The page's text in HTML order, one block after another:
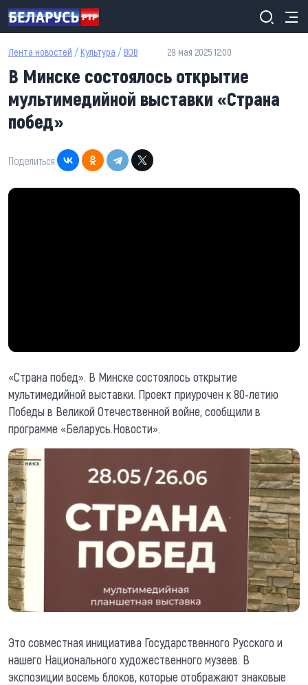
Перейти к основному содержанию
Лента новостей / Культура / ВОВ 29 мая 2025 12:00
В Минске состоялось открытие
мультимедийной выставки «Страна
побед»
Поделиться:
«Страна побед». В Минске состоялось открытие
мультимедийной выставки. Проект приурочен к 80-летию
Победы в Великой Отечественной войне, сообщили в
программе «Беларусь.Новости».
Это совместная инициатива Государственного Русского и
нашего Национального художественного музеев. В
экспозиции восемь блоков, которые отображают знаковые